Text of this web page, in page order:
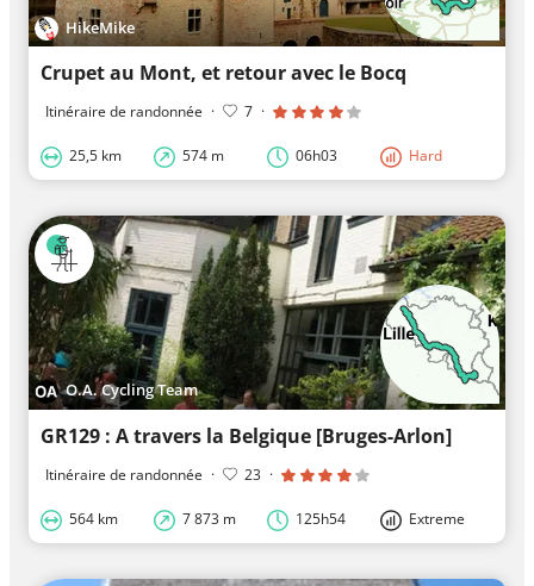
HikeMike
Crupet au Mont, et retour avec le Bocq
Itinéraire de randonnée · 7 ·
25,5 km 574 m 06h03 Hard
O.A. Cycling Team
GR129 : A travers la Belgique [Bruges-Arlon]
Itinéraire de randonnée · 23 ·
564 km 7 873 m 125h54 Extreme